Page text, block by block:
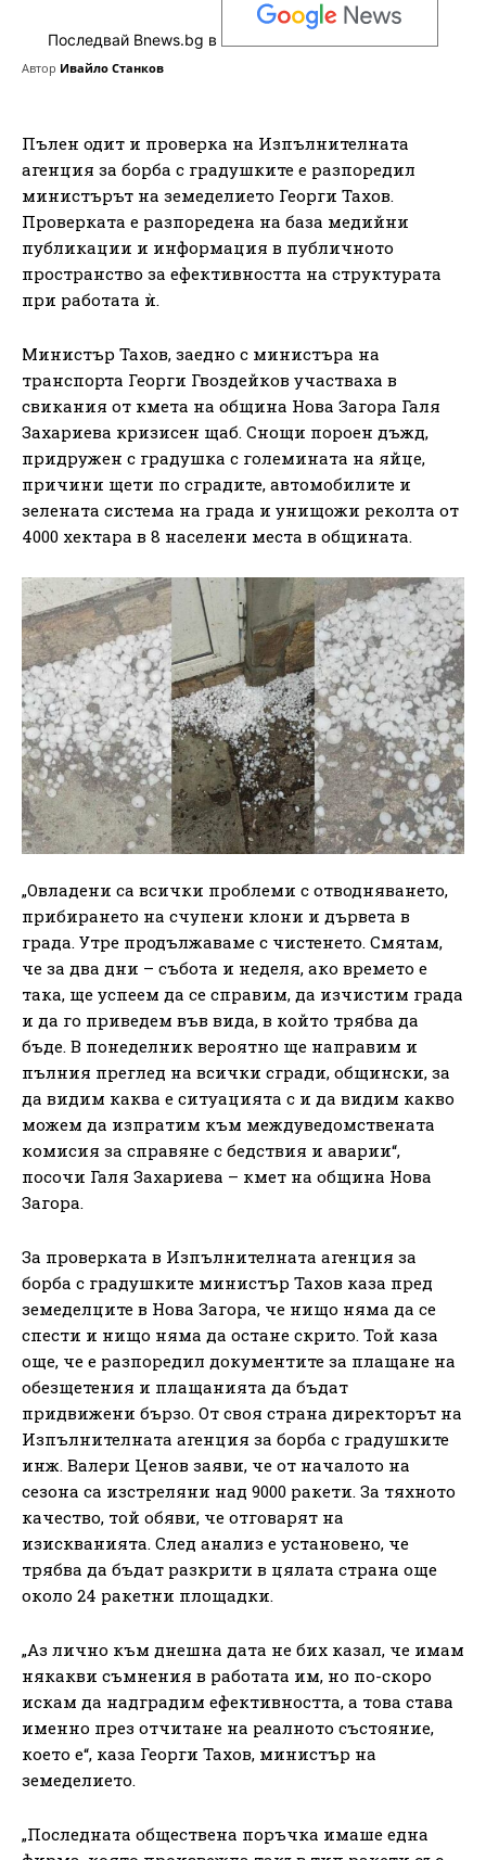
Последвай Bnews.bg в
Автор Ивайло Станков
Пълен одит и проверка на Изпълнителната
агенция за борба с градушките е разпоредил
министърът на земеделието Георги Тахов.
Проверката е разпоредена на база медийни
публикации и информация в публичното
пространство за ефективността на структурата
при работата ѝ.
Министър Тахов, заедно с министъра на
транспорта Георги Гвоздейков участваха в
свикания от кмета на община Нова Загора Галя
Захариева кризисен щаб. Снощи пороен дъжд,
придружен с градушка с големината на яйце,
причини щети по сградите, автомобилите и
зелената система на града и унищожи реколта от
4000 хектара в 8 населени места в общината.
„Овладени са всички проблеми с отводняването,
прибирането на счупени клони и дървета в
града. Утре продължаваме с чистенето. Смятам,
че за два дни – събота и неделя, ако времето е
така, ще успеем да се справим, да изчистим града
и да го приведем във вида, в който трябва да
бъде. В понеделник вероятно ще направим и
пълния преглед на всички сгради, общински, за
да видим каква е ситуацията с и да видим какво
можем да изпратим към междуведомствената
комисия за справяне с бедствия и аварии“,
посочи Галя Захариева – кмет на община Нова
Загора.
За проверката в Изпълнителната агенция за
борба с градушките министър Тахов каза пред
земеделците в Нова Загора, че нищо няма да се
спести и нищо няма да остане скрито. Той каза
още, че е разпоредил документите за плащане на
обезщетения и плащанията да бъдат
придвижени бързо. От своя страна директорът на
Изпълнителната агенция за борба с градушките
инж. Валери Ценов заяви, че от началото на
сезона са изстреляни над 9000 ракети. За тяхното
качество, той обяви, че отговарят на
изискванията. След анализ е установено, че
трябва да бъдат разкрити в цялата страна още
около 24 ракетни площадки.
„Аз лично към днешна дата не бих казал, че имам
някакви съмнения в работата им, но по-скоро
искам да надградим ефективността, а това става
именно през отчитане на реалното състояние,
което е“, каза Георги Тахов, министър на
земеделието.
„Последната обществена поръчка имаше една